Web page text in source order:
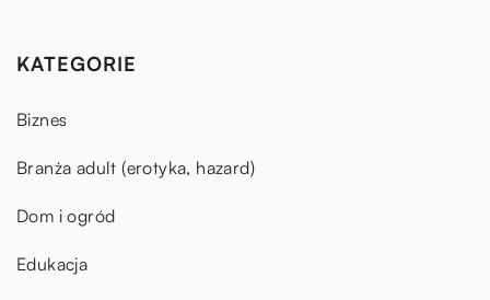
KATEGORIE
Biznes
Branża adult (erotyka, hazard)
Dom i ogród
Edukacja